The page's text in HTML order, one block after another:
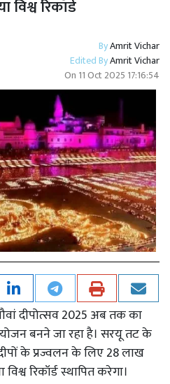
रिकॉर्ड
ByAmrit Vichar
Edited ByAmrit Vichar
On 11 Oct 2025 17:16:54
दीपोत्सव 2025 अब तक का
बनने जा रहा है। सरयू तट के
के प्रज्वलन के लिए 28 लाख
रिकॉर्ड स्थापित करेगा।